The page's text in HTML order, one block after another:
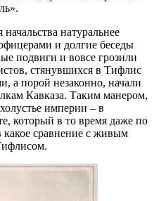
натуральнее
и долгие беседы
подвиги и вовсе грозили
стянувшихся в Тифлис
а порой незаконно, начали
Кавказа. Таким манером,
империи – в
который в то время даже по
какое сравнение с живым